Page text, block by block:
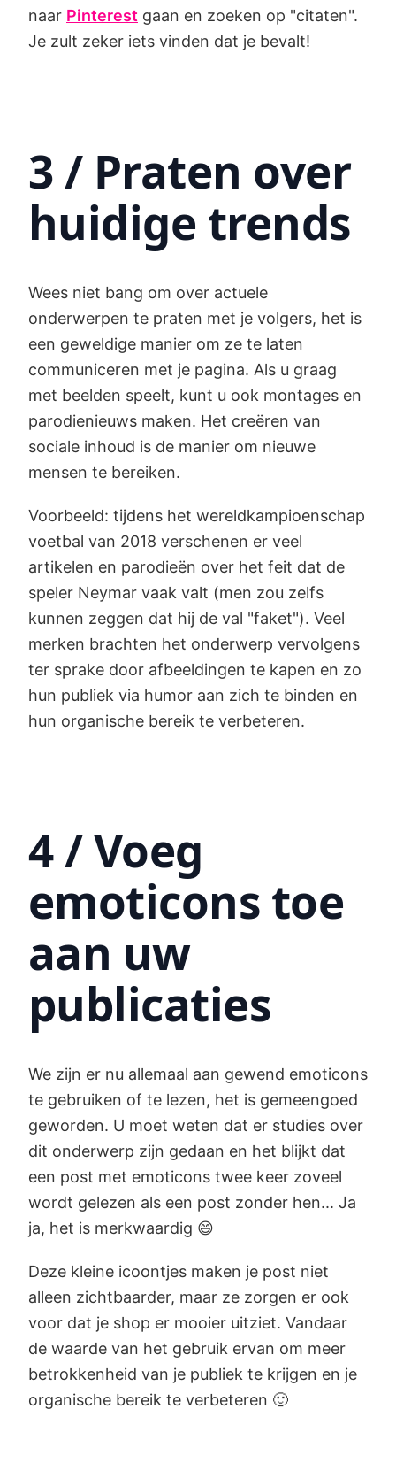
naar Pinterest gaan en zoeken op "citaten".
Je zult zeker iets vinden dat je bevalt!
3 / Praten over
huidige trends
Wees niet bang om over actuele
onderwerpen te praten met je volgers, het is
een geweldige manier om ze te laten
communiceren met je pagina. Als u graag
met beelden speelt, kunt u ook montages en
parodienieuws maken. Het creëren van
sociale inhoud is de manier om nieuwe
mensen te bereiken.
Voorbeeld: tijdens het wereldkampioenschap
voetbal van 2018 verschenen er veel
artikelen en parodieën over het feit dat de
speler Neymar vaak valt (men zou zelfs
kunnen zeggen dat hij de val "faket"). Veel
merken brachten het onderwerp vervolgens
ter sprake door afbeeldingen te kapen en zo
hun publiek via humor aan zich te binden en
hun organische bereik te verbeteren.
4 / Voeg
emoticons toe
aan uw
publicaties
We zijn er nu allemaal aan gewend emoticons
te gebruiken of te lezen, het is gemeengoed
geworden. U moet weten dat er studies over
dit onderwerp zijn gedaan en het blijkt dat
een post met emoticons twee keer zoveel
wordt gelezen als een post zonder hen... Ja
ja, het is merkwaardig 😄
Deze kleine icoontjes maken je post niet
alleen zichtbaarder, maar ze zorgen er ook
voor dat je shop er mooier uitziet. Vandaar
de waarde van het gebruik ervan om meer
betrokkenheid van je publiek te krijgen en je
organische bereik te verbeteren 🙂